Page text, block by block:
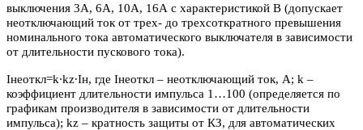
выключения 3А, 6А, 10А, 16А с характеристикой В (допускает
неотключающий ток от трех- до трехсоткратного превышения
номинального тока автоматического выключателя в зависимости
от длительности пускового тока).
Iнеоткл=k∙kz∙Iн, где Iнеоткл – неотключающий ток, А; k –
коэффициент длительности импульса 1…100 (определяется по
графикам производителя в зависимости от длительности
импульса); kz – кратность защиты от КЗ, для автоматических